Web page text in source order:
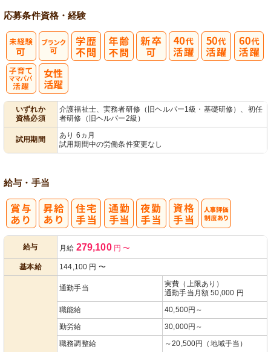
応募条件資格・経験
いずれか
資格必須
介護福祉士、実務者研修（旧ヘルパー1級・基礎研修）、初任
者研修（旧ヘルパー2級）
試用期間
あり 6ヵ月
試用期間中の労働条件変更なし
給与・手当
給与 月給 279,100円〜
基本給 144,100 円 〜
通勤手当
実費（上限あり）
通勤手当月額 50,000 円
職能給
40,500円～
勤労給
30,000円～
職務調整給
～20,500円（地域手当）